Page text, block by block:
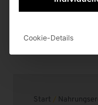
Start /
Cookie-Details